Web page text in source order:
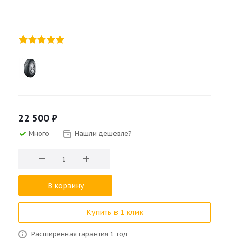
22 500 ₽
Много Нашли дешевле?
В корзину
Купить в 1 клик
Расширенная гарантия 1 год